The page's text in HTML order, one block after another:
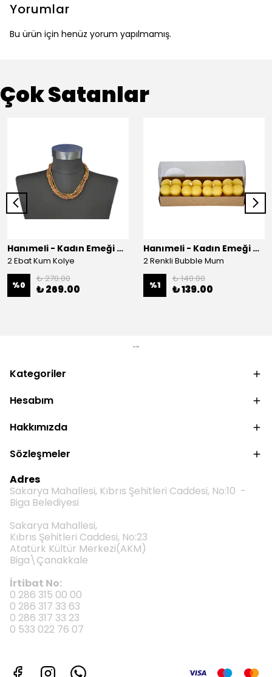
Yorumlar
Bu ürün için henüz yorum yapılmamış.
Çok Satanlar
Hanımeli - Kadın Emeği Çarşısı
2 Ebat Kum Kolye
%0
₺ 270.00
₺ 269.00
Hanımeli - Kadın Emeği Çarşısı
2 Renkli Bubble Mum
%1
₺ 140.00
₺ 139.00
Kategoriler
Hesabım
Hakkımızda
Sözleşmeler
Adres
Sakarya Mahallesi, Kıbrıs Şehitleri Caddesi, No:10 -
Biga Belediyesi
Sakarya Mahallesi,
Kıbrıs Şehitleri Caddesi, No:23
Atatürk Kültür Merkezi(AKM)
Biga\Çanakkale
İrtibat No:
0 286 315 00 00
0 286 317 33 63
0 286 317 33 23
0 533 022 76 07